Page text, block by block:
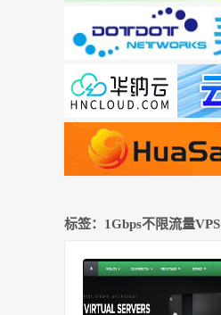
标签：1Gbps不限流量VPS